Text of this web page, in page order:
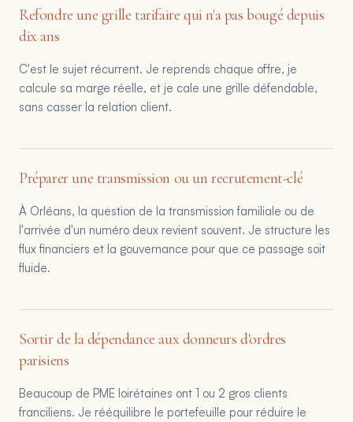
Refondre une grille tarifaire qui n'a pas bougé depuis
dix ans
C'est le sujet récurrent. Je reprends chaque offre, je
calcule sa marge réelle, et je cale une grille défendable,
sans casser la relation client.
Préparer une transmission ou un recrutement-clé
À Orléans, la question de la transmission familiale ou de
l'arrivée d'un numéro deux revient souvent. Je structure les
flux financiers et la gouvernance pour que ce passage soit
fluide.
Sortir de la dépendance aux donneurs d'ordres
parisiens
Beaucoup de PME loirétaines ont 1 ou 2 gros clients
franciliens. Je rééquilibre le portefeuille pour réduire le